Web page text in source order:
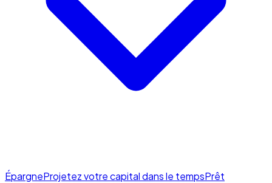
ÉpargneProjetez votre capital dans le tempsPrêt